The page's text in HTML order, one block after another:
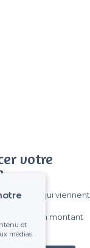
votre
visiteurs qui viennent
payez un montant
facture.
et
médias